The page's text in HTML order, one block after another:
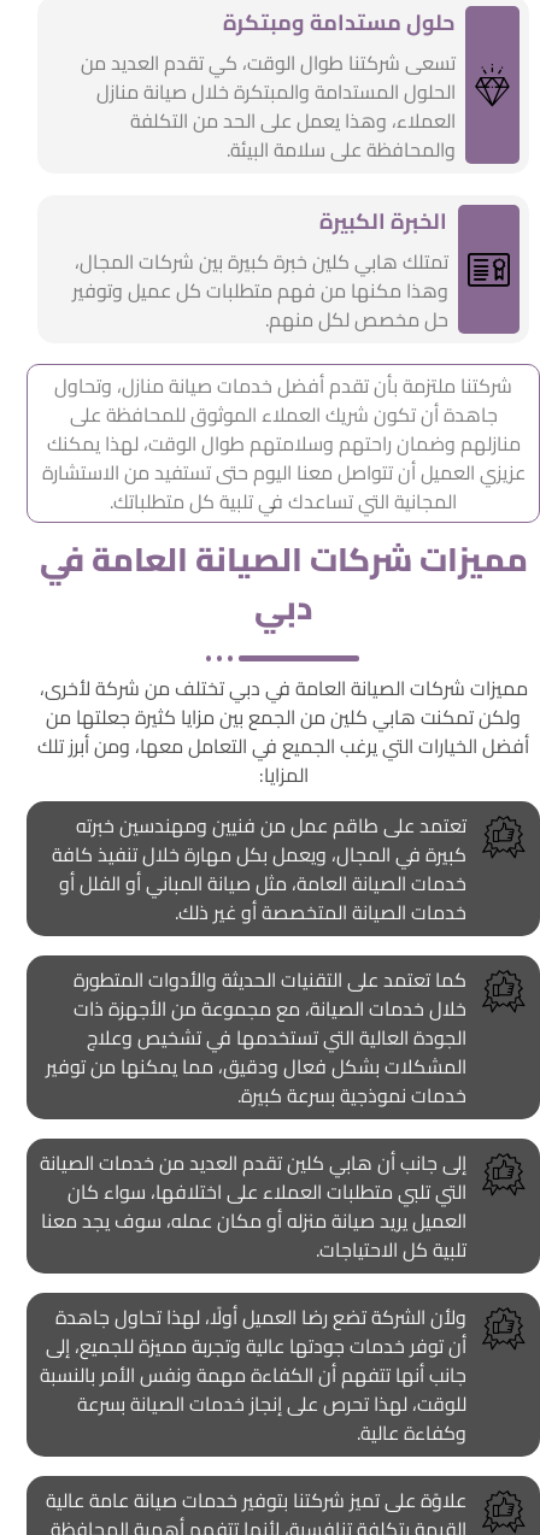
حلول مستدامة ومبتكرة
تسعى شركتنا طوال الوقت، كي تقدم العديد من
الحلول المستدامة والمبتكرة خلال صيانة منازل
العملاء، وهذا يعمل على الحد من التكلفة
والمحافظة على سلامة البيئة.
الخبرة الكبيرة
تمتلك هابي كلين خبرة كبيرة بين شركات المجال،
وهذا مكنها من فهم متطلبات كل عميل وتوفير
حل مخصص لكل منهم.
شركتنا ملتزمة بأن تقدم أفضل خدمات صيانة منازل، وتحاول
جاهدة أن تكون شريك العملاء الموثوق للمحافظة على
منازلهم وضمان راحتهم وسلامتهم طوال الوقت، لهذا يمكنك
عزيزي العميل أن تتواصل معنا اليوم حتى تستفيد من الاستشارة
المجانية التي تساعدك في تلبية كل متطلباتك.
مميزات شركات الصيانة العامة في
دبي
مميزات شركات الصيانة العامة في دبي تختلف من شركة لأخرى،
ولكن تمكنت هابي كلين من الجمع بين مزايا كثيرة جعلتها من
أفضل الخيارات التي يرغب الجميع في التعامل معها، ومن أبرز تلك
المزايا:
تعتمد على طاقم عمل من فنيين ومهندسين خبرته
كبيرة في المجال، ويعمل بكل مهارة خلال تنفيذ كافة
خدمات الصيانة العامة، مثل صيانة المباني أو الفلل أو
خدمات الصيانة المتخصصة أو غير ذلك.
كما تعتمد على التقنيات الحديثة والأدوات المتطورة
خلال خدمات الصيانة، مع مجموعة من الأجهزة ذات
الجودة العالية التي تستخدمها في تشخيص وعلاج
المشكلات بشكل فعال ودقيق، مما يمكنها من توفير
خدمات نموذجية بسرعة كبيرة.
إلى جانب أن هابي كلين تقدم العديد من خدمات الصيانة
التي تلبي متطلبات العملاء على اختلافها، سواء كان
العميل يريد صيانة منزله أو مكان عمله، سوف يجد معنا
تلبية كل الاحتياجات.
ولأن الشركة تضع رضا العميل أولًا، لهذا تحاول جاهدة
أن توفر خدمات جودتها عالية وتجربة مميزة للجميع، إلى
جانب أنها تتفهم أن الكفاءة مهمة ونفس الأمر بالنسبة
للوقت، لهذا تحرص على إنجاز خدمات الصيانة بسرعة
وكفاءة عالية.
علاوًة على تميز شركتنا بتوفير خدمات صيانة عامة عالية